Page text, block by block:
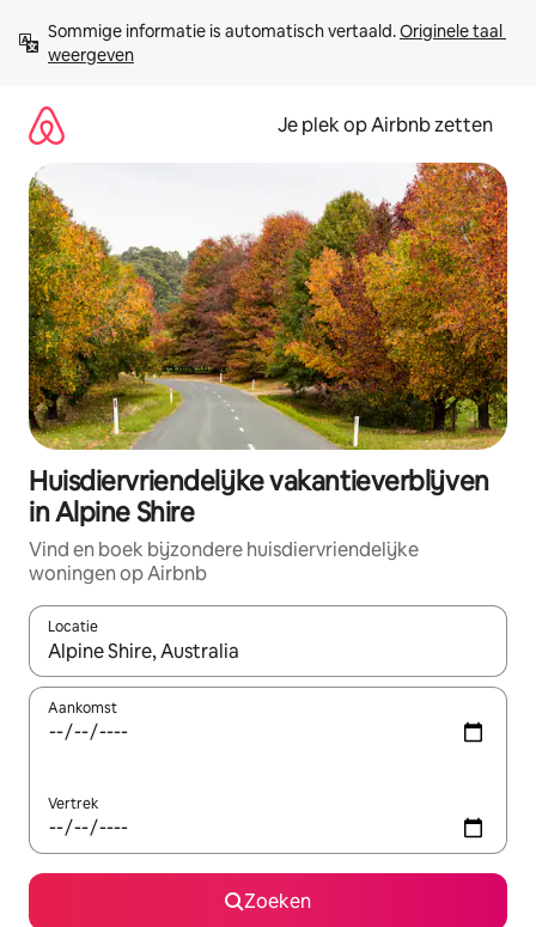
direct
naar
Sommige informatie is automatisch vertaald. Originele taal
weergeven
Je plek op Airbnb zetten
Huisdiervriendelijke vakantieverblijven
in Alpine Shire
Vind en boek bijzondere huisdiervriendelijke
woningen op Airbnb
Locatie
Wanneer er resultaten beschikbaar zijn, maak je een keuze
Aankomst
Vertrek
Zoeken